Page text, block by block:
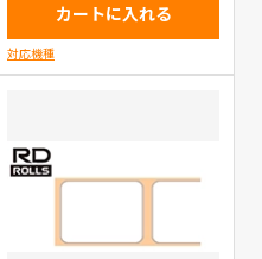
カートに入れる
対応機種